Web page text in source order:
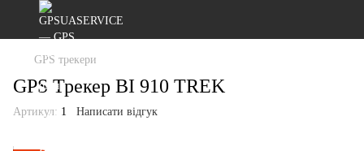
GPS трекери
GPS Трекер BI 910 TREK
Артикул: 1 Написати відгук